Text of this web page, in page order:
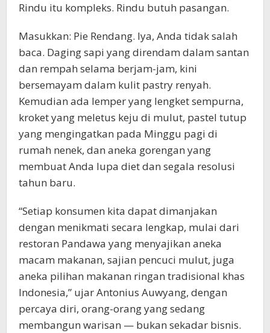
Rindu itu kompleks. Rindu butuh pasangan.
Masukkan: Pie Rendang. Iya, Anda tidak salah
baca. Daging sapi yang direndam dalam santan
dan rempah selama berjam-jam, kini
bersemayam dalam kulit pastry renyah.
Kemudian ada lemper yang lengket sempurna,
kroket yang meletus keju di mulut, pastel tutup
yang mengingatkan pada Minggu pagi di
rumah nenek, dan aneka gorengan yang
membuat Anda lupa diet dan segala resolusi
tahun baru.
“Setiap konsumen kita dapat dimanjakan
dengan menikmati secara lengkap, mulai dari
restoran Pandawa yang menyajikan aneka
macam makanan, sajian pencuci mulut, juga
aneka pilihan makanan ringan tradisional khas
Indonesia,” ujar Antonius Auwyang, dengan
percaya diri, orang-orang yang sedang
membangun warisan — bukan sekadar bisnis.